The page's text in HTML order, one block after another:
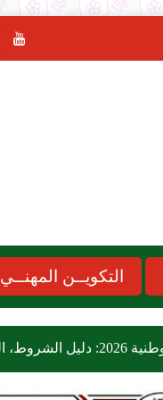
التكويــن المهنــي